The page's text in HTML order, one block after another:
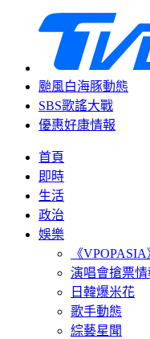
颱風白海豚動態
SBS歌謠大戰
優惠好康情報
首頁
即時
生活
政治
娛樂
《
演唱會搶票情
日韓爆米花
歌手動態
綜藝星聞